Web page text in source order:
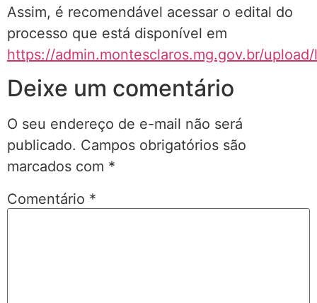
Assim, é recomendável acessar o edital do
processo que está disponível em
https://admin.montesclaros.mg.gov.br/
Deixe um comentário
O seu endereço de e-mail não será
publicado. Campos obrigatórios são
marcados com *
Comentário *